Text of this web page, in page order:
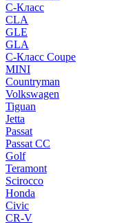
C-Класс
CLA
GLE
GLA
C-Класс Coupe
MINI
Countryman
Volkswagen
Tiguan
Jetta
Passat
Passat CC
Golf
Teramont
Scirocco
Honda
Civic
CR-V